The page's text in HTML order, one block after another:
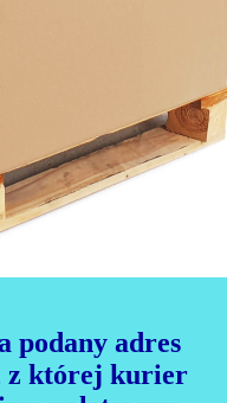
podany adres
z której kurier